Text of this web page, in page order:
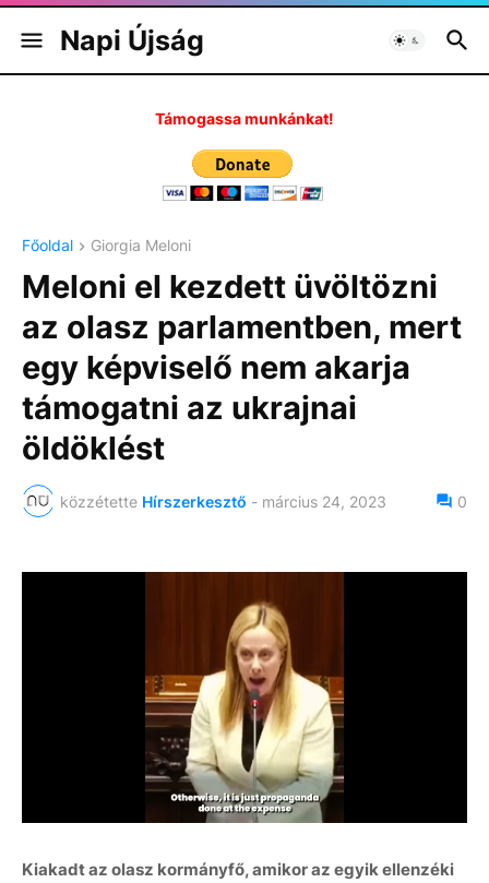
Napi Újság
Támogassa munkánkat!
Főoldal Giorgia Meloni
Meloni el kezdett üvöltözni
az olasz parlamentben, mert
egy képviselő nem akarja
támogatni az ukrajnai
öldöklést
közzétette Hírszerkesztő - március 24, 2023 0
Kiakadt az olasz kormányfő, amikor az egyik ellenzéki